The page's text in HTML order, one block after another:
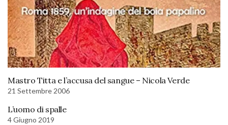
Mastro Titta e l’accusa del sangue – Nicola Verde
21 Settembre 2006
L’uomo di spalle
4 Giugno 2019